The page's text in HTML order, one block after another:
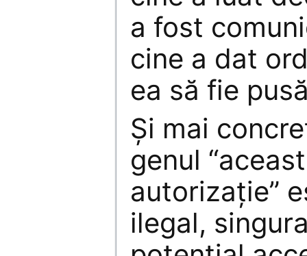
a fost
cine a dat
ea să fie
Şi mai
genul
autorizaţie”
ilegal,